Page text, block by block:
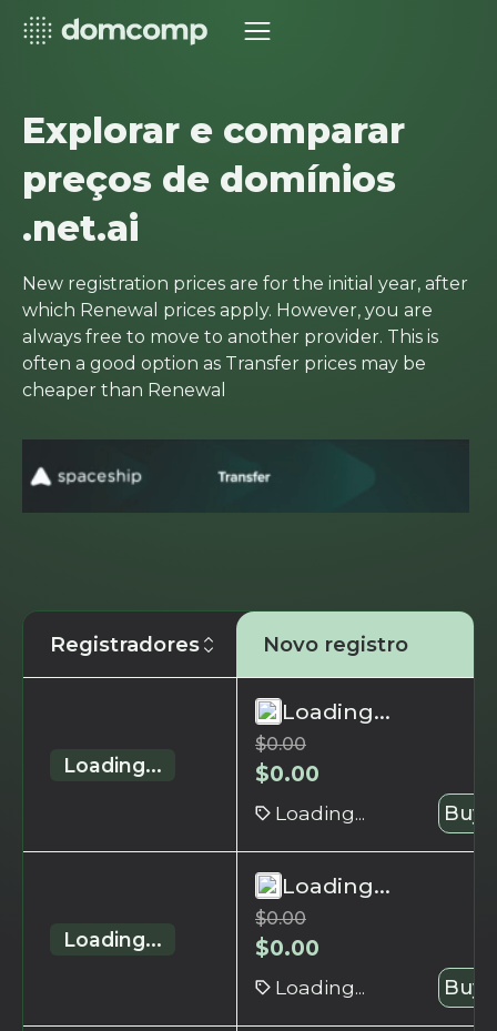
Explorar e comparar
preços de domínios
.net.ai
New registration prices are for the initial year, after
which Renewal prices apply. However, you are
always free to move to another provider. This is
often a good option as Transfer prices may be
cheaper than Renewal
Registradores Novo registro
Loading...
Loading...
$0.00
$0.00
Loading... Buy
Loading...
Loading...
$0.00
$0.00
Loading... Buy